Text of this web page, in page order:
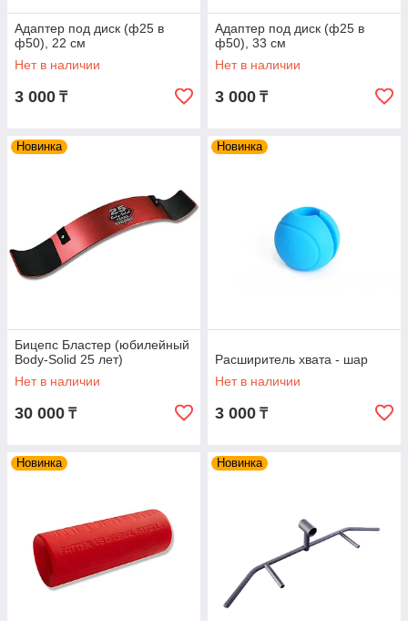
Адаптер под диск (ф25 в
ф50), 22 см
Нет в наличии
3 000 ₸
Адаптер под диск (ф25 в
ф50), 33 см
Нет в наличии
3 000 ₸
Новинка
Бицепс Бластер (юбилейный
Body-Solid 25 лет)
Нет в наличии
30 000 ₸
Новинка
Расширитель хвата - шар
Нет в наличии
3 000 ₸
Новинка Новинка